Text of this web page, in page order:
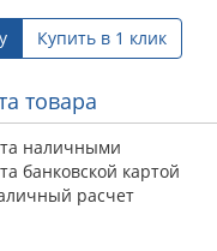
Купить в 1 клик
товара
наличными
банковской картой
расчет